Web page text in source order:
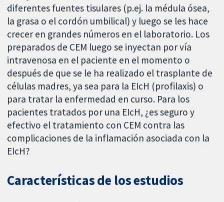
diferentes fuentes tisulares (p.ej. la médula ósea,
la grasa o el cordón umbilical) y luego se les hace
crecer en grandes números en el laboratorio. Los
preparados de CEM luego se inyectan por vía
intravenosa en el paciente en el momento o
después de que se le ha realizado el trasplante de
células madres, ya sea para la EIcH (profilaxis) o
para tratar la enfermedad en curso. Para los
pacientes tratados por una EIcH, ¿es seguro y
efectivo el tratamiento con CEM contra las
complicaciones de la inflamación asociada con la
EIcH?
Características de los estudios